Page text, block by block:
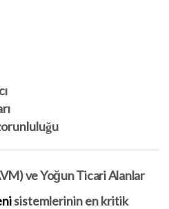
ve Yoğun Ticari Alanlar
sistemlerinin en kritik